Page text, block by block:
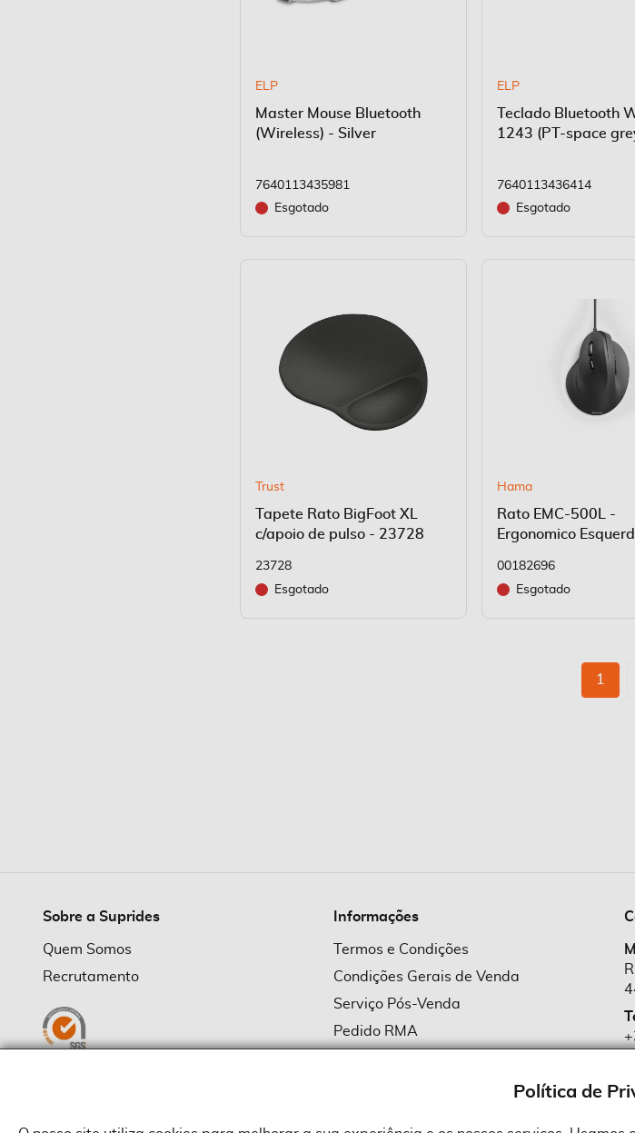
ELP
Master Mouse Bluetooth
(Wireless) - Silver
7640113435981
Esgotado
ELP
Teclado Bluetooth
1243 (PT-space
7640113436414
Esgotado
Trust
Tapete Rato BigFoot XL
c/apoio de pulso - 23728
23728
Esgotado
Hama
Rato EMC-500L -
Ergonomico
00182696
Esgotado
Página
Está
1
Política de
Sobre a Suprides
Quem Somos
Recrutamento
Informações
Termos e Condições
Condições Gerais de Venda
Serviço Pós-Venda
Pedido RMA